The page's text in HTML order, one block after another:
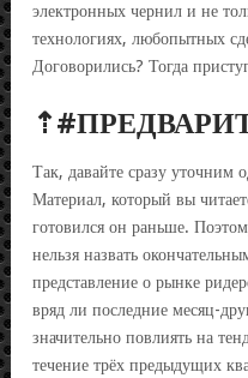
электронных чернил и не
технологиях, любопытных
Договорились? Тогда
Так, давайте сразу
Материал, который вы
готовился он раньше.
нельзя назвать
представление о рынке
вряд ли последние месяц-
значительно повлиять на
течение трёх предыдущих